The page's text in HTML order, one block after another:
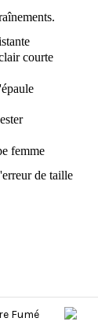
courte
femme
de taille